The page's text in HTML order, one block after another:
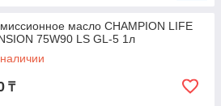
масло CHAMPION LIFE
75W90 LS GL-5 1л
₸